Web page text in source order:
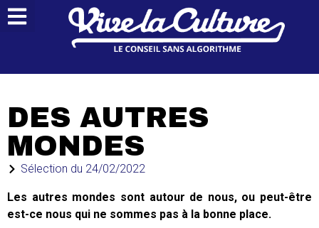
DES AUTRES
MONDES
Sélection du 24/02/2022
Les autres mondes sont autour de nous, ou peut-être
est-ce nous qui ne sommes pas à la bonne place.